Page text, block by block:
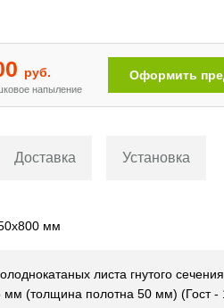
руб.
напыление
Оформить
Доставка Установка
мм
листа гнутого
мм (толщина полотна 50 мм) (Гост -